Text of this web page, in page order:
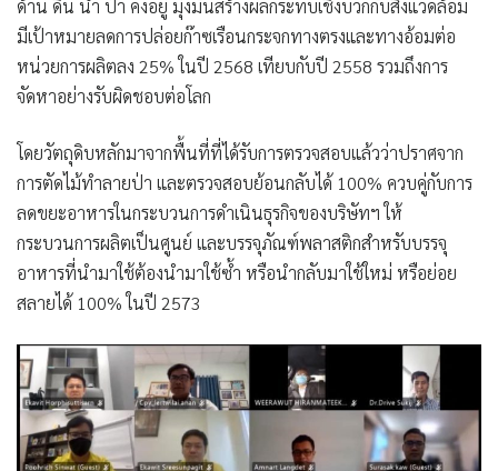
ด้าน ดิน น้ำ ป่า คงอยู่ มุ่งมั่นสร้างผลกระทบเชิงบวกกับสิ่งแวดล้อม
มีเป้าหมายลดการปล่อยก๊าซเรือนกระจกทางตรงและทางอ้อมต่อ
หน่วยการผลิตลง 25% ในปี 2568 เทียบกับปี 2558 รวมถึงการ
จัดหาอย่างรับผิดชอบต่อโลก
โดยวัตถุดิบหลักมาจากพื้นที่ที่ได้รับการตรวจสอบแล้วว่าปราศจาก
การตัดไม้ทำลายป่า และตรวจสอบย้อนกลับได้ 100% ควบคู่กับการ
ลดขยะอาหารในกระบวนการดำเนินธุรกิจของบริษัทฯ ให้
กระบวนการผลิตเป็นศูนย์ และบรรจุภัณฑ์พลาสติกสำหรับบรรจุ
อาหารที่นำมาใช้ต้องนำมาใช้ซ้ำ หรือนำกลับมาใช้ใหม่ หรือย่อย
สลายได้ 100% ในปี 2573